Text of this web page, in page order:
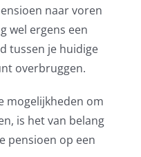
naar voren
wel ergens een
tussen je huidige
overbruggen.
mogelijkheden om
is het van belang
pensioen op een